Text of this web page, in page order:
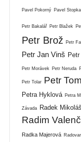
Pavel Pokorný Pavel Stopka
Petr Bakalář Petr Blažek
Petr Brož Petr
Petr Jan Vinš
Petr Morávek Petr Neruda
Petr Tolar Petr
Petra Hyklová Petra
Závada Radek Mikoláš
Radim
Radka Majerová